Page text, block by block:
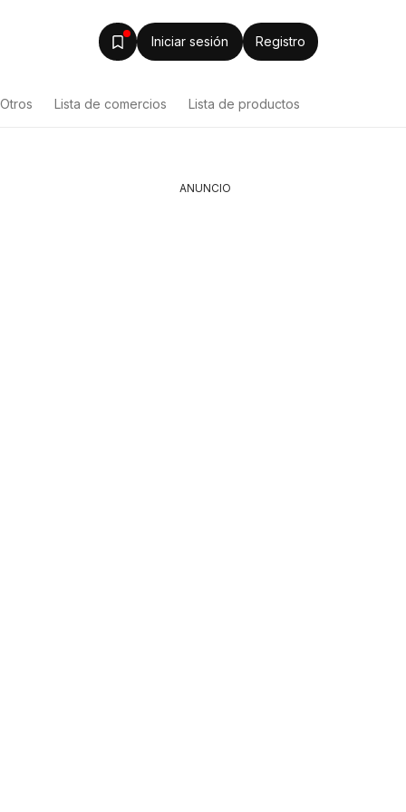
Iniciar sesión Registro
Otros Lista de comercios Lista de productos
ANUNCIO